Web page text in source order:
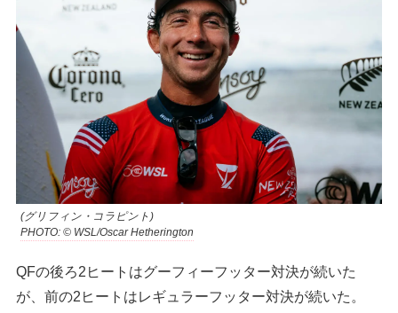
(グリフィン・コラピント)
PHOTO: © WSL/Oscar Hetherington
QFの後ろ2ヒートはグーフィーフッター対決が続いた
が、前の2ヒートはレギュラーフッター対決が続いた。